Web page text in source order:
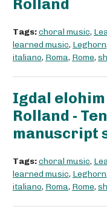
Rolland
Tags:choral music,
learned music, Leghorn,
italiano, Roma, Rome,
Igdal
Rolland -
manuscript
Tags:choral music,
learned music, Leghorn,
italiano, Roma, Rome,